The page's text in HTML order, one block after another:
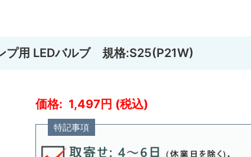
プ用 LEDバルブ 規格:S25(P21W)
1,497
特記事項